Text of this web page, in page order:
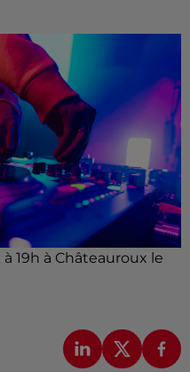
19h à Châteauroux le